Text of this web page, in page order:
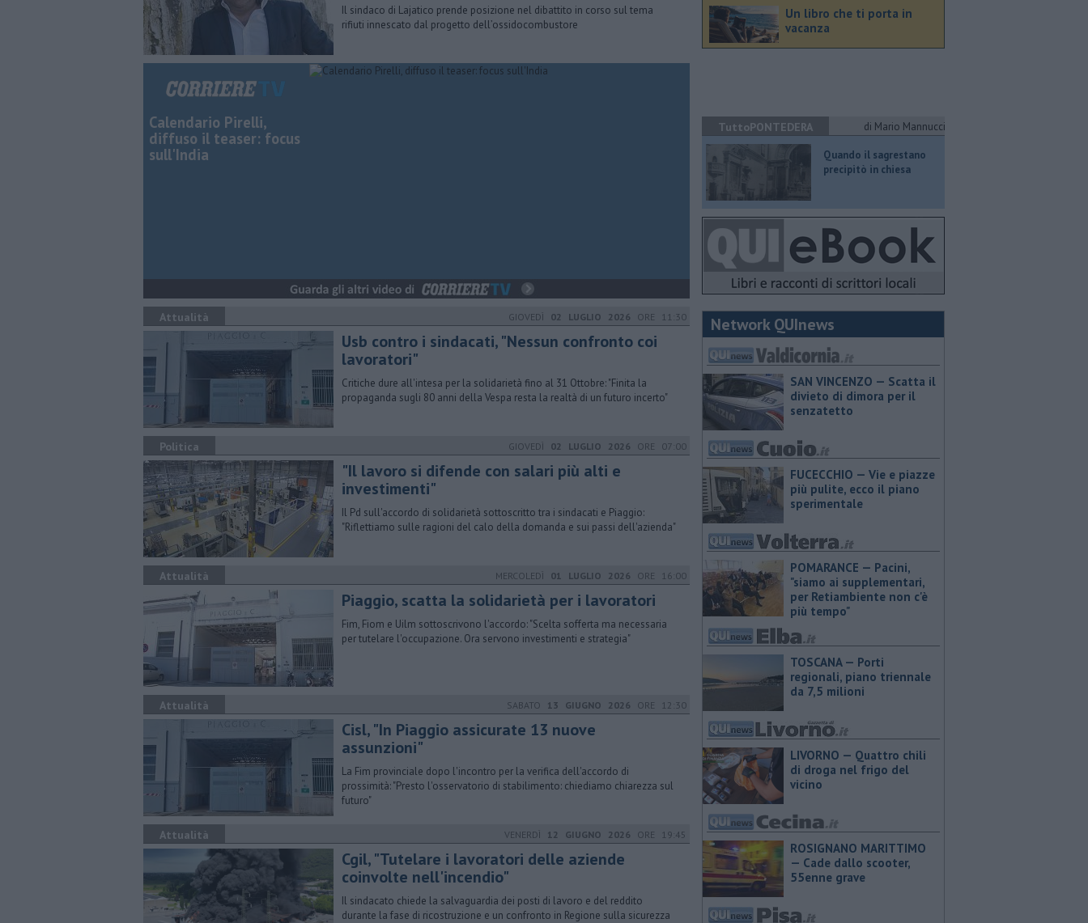
Il sindaco di Lajatico prende posizione nel dibattito in corso sul tema
rifiuti innescato dal progetto dell’ossidocombustore
Calendario Pirelli,
diffuso il teaser: focus
sull'India
Attualità GIOVEDÌ 02 LUGLIO 2026 ORE 11:30
Usb contro i sindacati, "Nessun confronto coi
lavoratori"
Critiche dure all'intesa per la solidarietà fino al 31 Ottobre: "Finita la
propaganda sugli 80 anni della Vespa resta la realtà di un futuro incerto"
Politica GIOVEDÌ 02 LUGLIO 2026 ORE 07:00
"Il lavoro si difende con salari più alti e
investimenti"
Il Pd sull'accordo di solidarietà sottoscritto tra i sindacati e Piaggio:
"Riflettiamo sulle ragioni del calo della domanda e sui passi dell'azienda"
Attualità MERCOLEDÌ 01 LUGLIO 2026 ORE 16:00
Piaggio, scatta la solidarietà per i lavoratori
Fim, Fiom e Uilm sottoscrivono l'accordo: "Scelta sofferta ma necessaria
per tutelare l'occupazione. Ora servono investimenti e strategia"
Attualità SABATO 13 GIUGNO 2026 ORE 12:30
Cisl, "In Piaggio assicurate 13 nuove
assunzioni"
La Fim provinciale dopo l'incontro per la verifica dell'accordo di
prossimità: "Presto l'osservatorio di stabilimento: chiediamo chiarezza sul
futuro"
Attualità VENERDÌ 12 GIUGNO 2026 ORE 19:45
Cgil, "Tutelare i lavoratori delle aziende
coinvolte nell'incendio"
Il sindacato chiede la salvaguardia dei posti di lavoro e del reddito
durante la fase di ricostruzione e un confronto in Regione sulla sicurezza
Un libro che ti porta in
vacanza
TuttoPONTEDERA di Mario Mannucci
Quando il sagrestano
precipitò in chiesa
Network QUInews
SAN VINCENZO — Scatta il
divieto di dimora per il
senzatetto
FUCECCHIO — Vie e piazze
più pulite, ecco il piano
sperimentale
POMARANCE — Pacini,
"siamo ai supplementari,
per Retiambiente non c'è
più tempo"
TOSCANA — Porti
regionali, piano triennale
da 7,5 milioni
LIVORNO — Quattro chili
di droga nel frigo del
vicino
ROSIGNANO MARITTIMO
— Cade dallo scooter,
55enne grave